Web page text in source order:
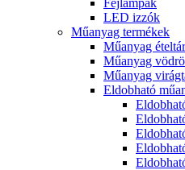
Fejlámpák
LED izzók
Műanyag termékek
Műanyag
Műanyag
Műanyag
Eldobható